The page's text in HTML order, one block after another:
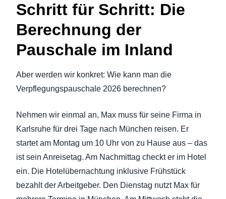
Schritt für Schritt: Die
Berechnung der
Pauschale im Inland
Aber werden wir konkret: Wie kann man die
Verpflegungspauschale 2026 berechnen?
Nehmen wir einmal an, Max muss für seine Firma in
Karlsruhe für drei Tage nach München reisen. Er
startet am Montag um 10 Uhr von zu Hause aus – das
ist sein Anreisetag. Am Nachmittag checkt er im Hotel
ein. Die Hotelübernachtung inklusive Frühstück
bezahlt der Arbeitgeber. Den Dienstag nutzt Max für